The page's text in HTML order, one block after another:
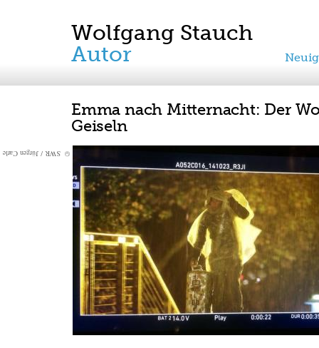
Wolfgang Stauch
Autor
Emma nach Mitternacht: Der
Geiseln
© SWR / Jürgen Carle